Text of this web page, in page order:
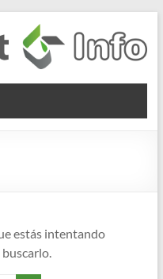
estás intentando
buscarlo.